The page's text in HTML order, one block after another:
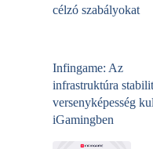
célzó szabályokat
Infingame: Az
infrastruktúra
versenyképesség
iGamingben